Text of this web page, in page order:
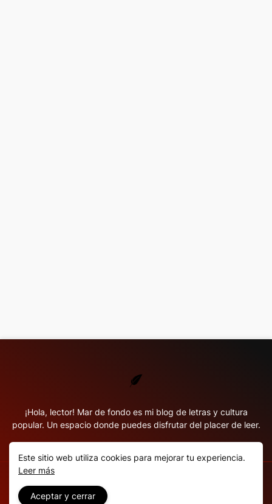
¡Hola, lector! Mar de fondo es mi blog de letras y cultura
popular. Un espacio donde puedes disfrutar del placer de leer.
Este sitio web utiliza cookies para mejorar tu experiencia.
Leer más
Aceptar y cerrar